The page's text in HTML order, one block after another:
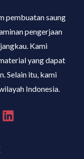
pembuatan saung
pengerjaan
Kami
yang dapat
Selain itu, kami
Indonesia.